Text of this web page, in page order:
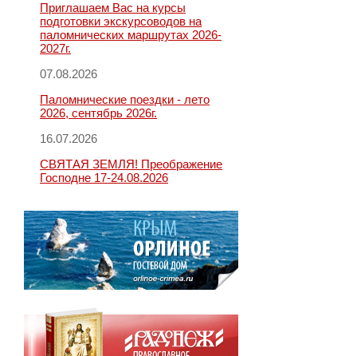
Приглашаем Вас на курсы
подготовки экскурсоводов на
паломнических маршрутах 2026-
2027г.
07.08.2026
Паломнические поездки - лето
2026, сентябрь 2026г.
16.07.2026
СВЯТАЯ ЗЕМЛЯ! Преображение
Господне 17-24.08.2026